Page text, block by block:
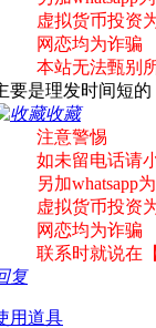
虚拟货币投资
网恋均为诈骗
本站无法甄别
要是理发时间短
收藏
注意警惕
如未留电话请
另加whatsapp
虚拟货币投资
网恋均为诈骗
联系时就说在
复
用道具